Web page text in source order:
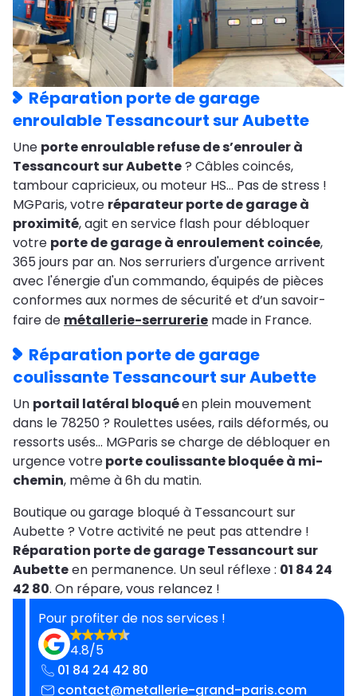
Réparation porte de garage
enroulable Tessancourt sur Aubette
Une porte enroulable refuse de s’enrouler à
Tessancourt sur Aubette? Câbles coincés,
tambour capricieux, ou moteur HS… Pas de stress !
MGParis, votre réparateur porte de garage à
proximité, agit en service flash pour débloquer
votre porte de garage à enroulement coincée,
365 jours par an. Nos serruriers d'urgence arrivent
avec l'énergie d'un commando, équipés de pièces
conformes aux normes de sécurité et d’un savoir-
faire de métallerie-serrurerie made in France.
Réparation porte de garage
coulissante Tessancourt sur Aubette
Un portail latéral bloquéen plein mouvement
dans le 78250 ? Roulettes usées, rails déformés, ou
ressorts usés… MGParis se charge de débloquer en
urgence votreporte coulissante bloquée à mi-
chemin, même à 6h du matin.
Boutique ou garage bloqué à Tessancourt sur
Aubette ? Votre activité ne peut pas attendre !
Réparation porte de garage Tessancourt sur
Aubetteen permanence. Un seul réflexe : 01 84 24
42 80. On répare, vous relancez !
Pour profiter de nos services !
4.8/5
01 84 24 42 80
contact@metallerie-grand-paris.com